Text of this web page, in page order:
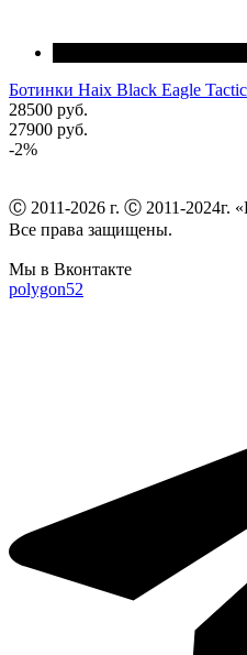
Ботинки Haix Black Eagle
28500 руб.
27900 руб.
-2%
Ⓒ 2011-2026 г. Ⓒ 2011-2024г.
Все права защищены.
Мы в Вконтакте
polygon52